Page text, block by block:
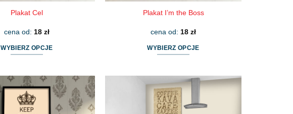
Plakat Cel
cena od: 18 zł
WYBIERZ OPCJE
ma
wiele
wariantów.
Plakat I’m the Boss
cena od: 18 zł
WYBIERZ OPCJE
ma
wiele
wariantów.